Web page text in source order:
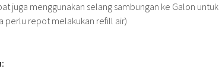
juga menggunakan selang sambungan ke Galon untuk
perlu repot melakukan refill air)